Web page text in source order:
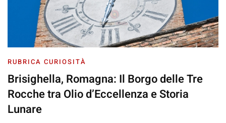
RUBRICA CURIOSITÀ
Brisighella, Romagna: Il Borgo delle Tre
Rocche tra Olio d’Eccellenza e Storia
Lunare